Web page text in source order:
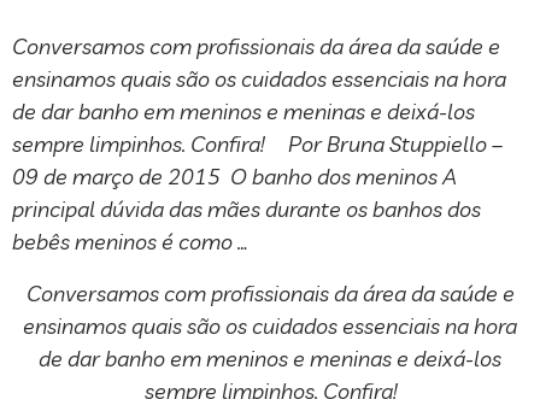
Conversamos com profissionais da área da saúde e
ensinamos quais são os cuidados essenciais na hora
de dar banho em meninos e meninas e deixá-los
sempre limpinhos. Confira! Por Bruna Stuppiello –
09 de março de 2015 O banho dos meninos A
principal dúvida das mães durante os banhos dos
bebês meninos é como …
Conversamos com profissionais da área da saúde e
ensinamos quais são os cuidados essenciais na hora
de dar banho em meninos e meninas e deixá-los
sempre limpinhos. Confira!